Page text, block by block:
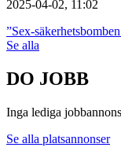
2025-04-02, 11:02
”Sex-
Se alla
DO JOBB
Inga lediga
Se alla platsannonser